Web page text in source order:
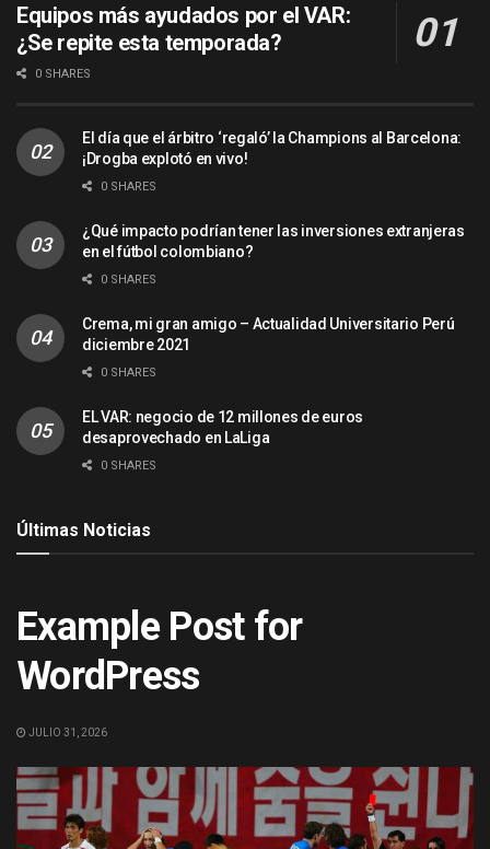
Equipos más ayudados por el VAR:
¿Se repite esta temporada?
0 SHARES
El día que el árbitro ‘regaló’ la Champions al Barcelona:
¡Drogba explotó en vivo!
0 SHARES
¿Qué impacto podrían tener las inversiones extranjeras
en el fútbol colombiano?
0 SHARES
Crema, mi gran amigo – Actualidad Universitario Perú
diciembre 2021
0 SHARES
EL VAR: negocio de 12 millones de euros
desaprovechado en LaLiga
0 SHARES
Últimas Noticias
ACTUALIDAD
Example Post for
WordPress
JULIO 31, 2026